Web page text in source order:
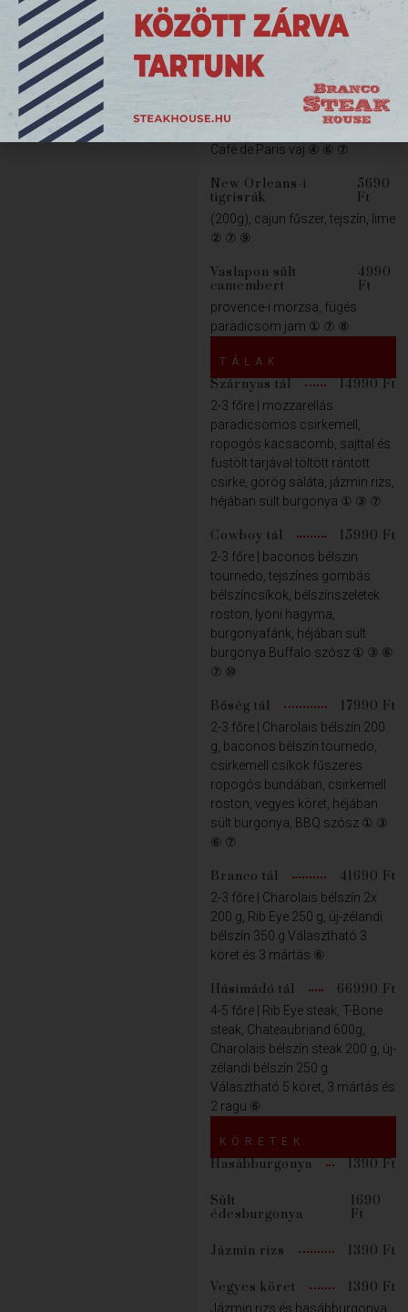
Sertésborda
quatro formaggi
4 sajt krém, sonka, parmezános
bunda ① ③ ⑦
Lazac steak 7090 Ft
Café de Paris vaj ④ ⑥ ⑦
New Orleans-i
tigrisrák
5690
Ft
(200g), cajun fűszer, tejszín, lime
② ⑦ ⑨
Vaslapon sült
camembert
4990
Ft
provence-i morzsa, fügés
paradicsom jam ① ⑦ ⑧
TÁLAK
Szárnyas tál 14990 Ft
2-3 főre | mozzarellás
paradicsomos csirkemell,
ropogós kacsacomb, sajttal és
füstölt tarjával töltött rántott
csirke, görög saláta, jázmin rizs,
héjában sült burgonya ① ③ ⑦
Cowboy tál 15990 Ft
2-3 főre | baconos bélszin
tournedo, tejszínes gombás
bélszíncsíkok, bélszínszeletek
roston, lyoni hagyma,
burgonyafánk, héjában sült
burgonya Buffalo szósz ① ③ ⑥
⑦ ⑩
Bőség tál 17990 Ft
2-3 főre | Charolais bélszín 200
g, baconos bélszín tournedo,
csirkemell csíkok fűszeres
ropogós bundában, csirkemell
roston, vegyes köret, héjában
sült burgonya, BBQ szósz ① ③
⑥ ⑦
Branco tál 41690 Ft
2-3 főre | Charolais bélszín 2x
200 g, Rib Eye 250 g, új-zélandi
bélszín 350 g Választható 3
köret és 3 mártás ⑥
Húsimádó tál 66990 Ft
4-5 főre | Rib Eye steak, T-Bone
steak, Chateaubriand 600g,
Charolais bélszín steak 200 g, új-
zélandi bélszín 250 g
Választható 5 köret, 3 mártás és
2 ragu ⑥
KÖRETEK
Hasábburgonya 1390 Ft
Sült
édesburgonya
1690
Ft
Jázmin rizs 1390 Ft
Vegyes köret 1390 Ft
Jázmin rizs és hasábburgonya